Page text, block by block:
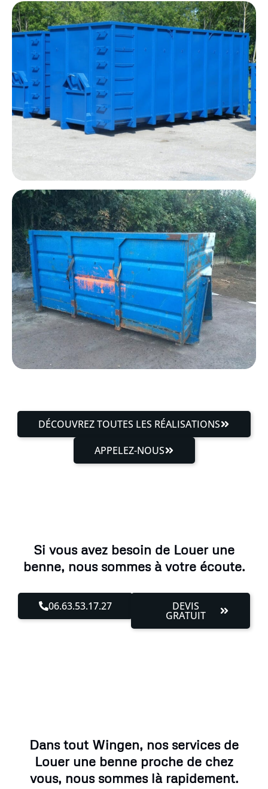
DÉCOUVREZ TOUTES LES RÉALISATIONS
APPELEZ-NOUS
Si vous avez besoin de Louer une
benne, nous sommes à votre écoute.
06.63.53.17.27 DEVIS
GRATUIT
Dans tout Wingen, nos services de
Louer une benne proche de chez
vous, nous sommes là rapidement.